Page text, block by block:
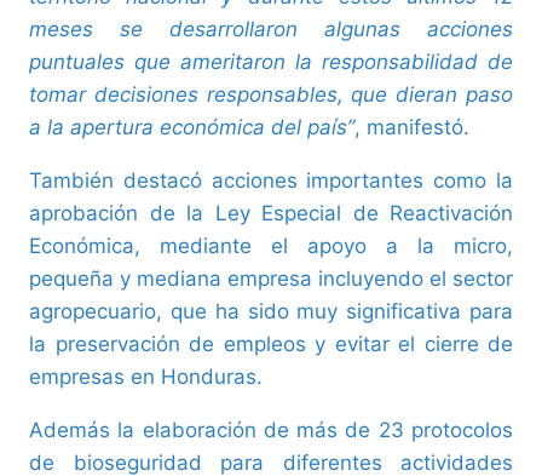
meses se desarrollaron algunas acciones
puntuales que ameritaron la responsabilidad de
tomar decisiones responsables, que dieran paso
a la apertura económica del país”, manifestó.
También destacó acciones importantes como la
aprobación de la Ley Especial de Reactivación
Económica, mediante el apoyo a la micro,
pequeña y mediana empresa incluyendo el sector
agropecuario, que ha sido muy significativa para
la preservación de empleos y evitar el cierre de
empresas en Honduras.
Además la elaboración de más de 23 protocolos
de bioseguridad para diferentes actividades